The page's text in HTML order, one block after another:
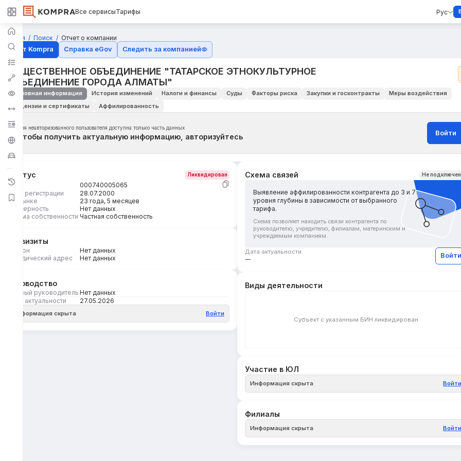
Все сервисыТарифы Рус
Главная Поиск
Отчет о компании
Отчёт Kompra
Справка eGov Следить за компанией
ОБЩЕСТВЕННОЕ ОБЪЕДИНЕНИЕ "ТАТАРСКОЕ ЭТНОКУЛЬТУРНОЕ
ОБЪЕДИНЕНИЕ ГОРОДА АЛМАТЫ"
Основная информация История изменений Налоги и финансы Суды Факторы риска Закупки и госконтракты
Меры воздействия
Лицензии и сертификаты
Аффилированность
Для неавторизованного пользователя доступна только часть данных
Чтобы получить актуальную информацию, авторизуйтесь Войти
Статус Ликвидирован
БИН
000740005065
Дата регистрации
28.07.2000
На рынке
23 года, 5 месяцев
Размерность
Нет данных
Форма собственности Частная собственность
Реквизиты
Регион
Нет данных
Юридический адрес
Нет данных
Руководство
Первый руководитель Нет данных
Дата актуальности
27.05.2026
Информация скрыта Войти
Схема связей Не
Выявление аффилированности контрагента до 3 и 7
уровня глубины в зависимости от выбранного
тарифа.
Схема позволяет находить связи контрагента по
руководителю, учредителю, филиалам, материнским и
учреждаемым компаниям.
Дата актуальности:
—
Войти
Виды деятельности
Субъект с указанным БИН ликвидирован
Участие в ЮЛ
Информация скрыта Войти
Филиалы
Информация скрыта Войти